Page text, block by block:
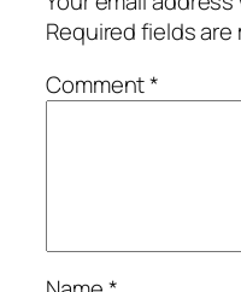
Required fields
Comment*